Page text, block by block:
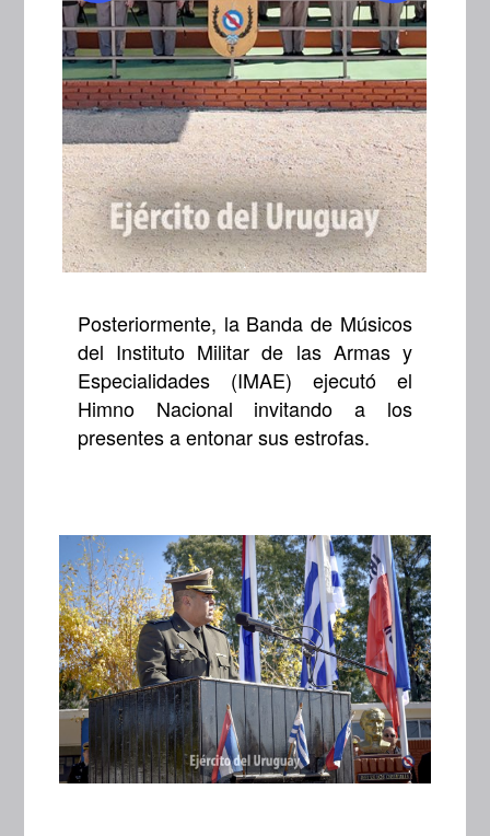
.
Posteriormente, la Banda de Músicos
del Instituto Militar de las Armas y
Especialidades (IMAE) ejecutó el
Himno Nacional invitando a los
presentes a entonar sus estrofas.